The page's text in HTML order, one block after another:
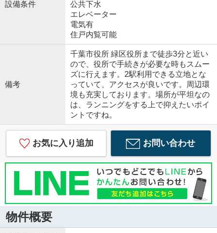
設備条件
公共下水
エレベーター
電気有
住戸内覧可能
備考
千葉市役所 緑区役所まで徒歩3分と近い
ので、役所で手続きが必要な時もスムー
ズに行えます。2駅利用できる立地とな
っていて、アクセスが良いです。周辺環
境も充実しております。場所が平坦なの
は、ランニングをする上で抑えたいポイ
ントですね。
お気に入り追加 お問い合わせ
物件概要